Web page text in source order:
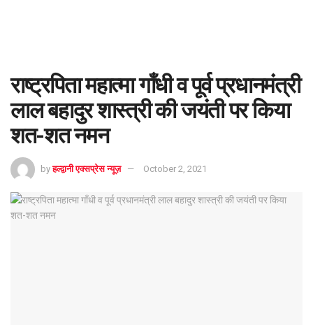
राष्ट्रपिता महात्मा गाँधी व पूर्व प्रधानमंत्री
लाल बहादुर शास्त्री की जयंती पर किया
शत-शत नमन
by हल्द्वानी एक्सप्रेस न्यूज़ October 2, 2021